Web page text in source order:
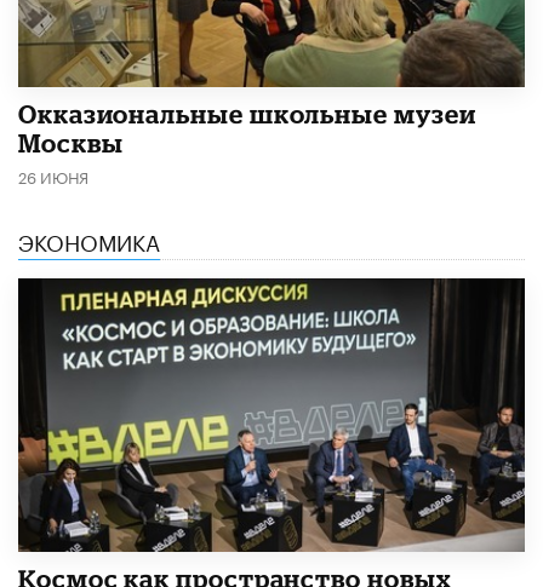
​Окказиональные школьные музеи
Москвы
26 ИЮНЯ
ЭКОНОМИКА
Космос как пространство новых